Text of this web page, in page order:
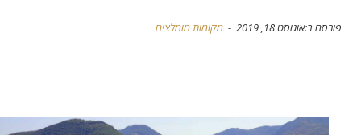
פורסם ב:אוגוסט 18, 2019 - מקומות מומלצים